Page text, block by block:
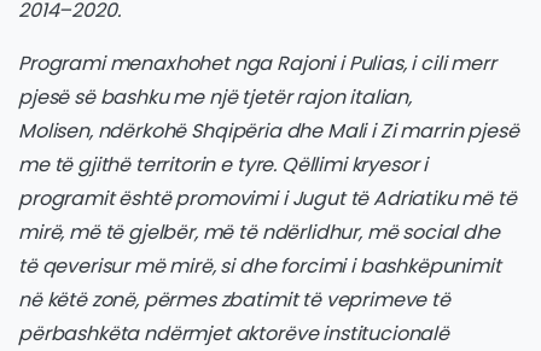
2014–2020.
Programi menaxhohet ngaRajoni i Pulias, i cili merr
pjesë së bashku me një tjetër rajon italian,
Molisen,ndërkohëShqipëriadheMali i Zimarrin pjesë
me të gjithë territorin e tyre. Qëllimi kryesor i
programit është promovimi i Jugut të Adriatiku më të
mirë, më të gjelbër, më të ndërlidhur, më social dhe
të qeverisur më mirë, si dhe forcimi i bashkëpunimit
në këtë zonë, përmes zbatimit të veprimeve të
përbashkëta ndërmjet aktorëve institucionalë